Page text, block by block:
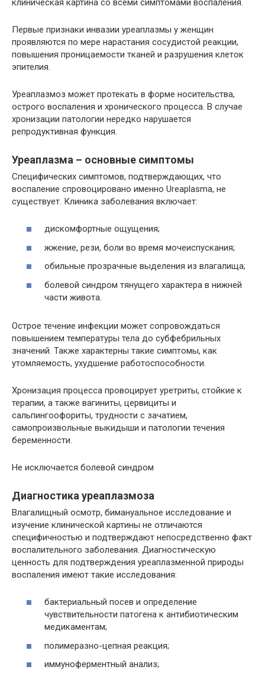
Первые признаки инвазии уреаплазмы у женщин
проявляются по мере нарастания сосудистой реакции,
повышения проницаемости тканей и разрушения клеток
эпителия.
Уреаплазмоз может протекать в форме носительства,
острого воспаления и хронического процесса. В случае
хронизации патологии нередко нарушается
репродуктивная функция.
Уреаплазма – основные симптомы
Специфических симптомов, подтверждающих, что
воспаление спровоцировано именно Ureaplasma, не
существует. Клиника заболевания включает:
дискомфортные ощущения;
жжение, рези, боли во время мочеиспускания;
обильные прозрачные выделения из влагалища;
болевой синдром тянущего характера в нижней
части живота.
Острое течение инфекции может сопровождаться
повышением температуры тела до субфебрильных
значений. Также характерны такие симптомы, как
утомляемость, ухудшение работоспособности.
Хронизация процесса провоцирует уретриты, стойкие к
терапии, а также вагиниты, цервициты и
сальпингоофориты, трудности с зачатием,
самопроизвольные выкидыши и патологии течения
беременности.
Не исключается болевой синдром
Диагностика уреаплазмоза
Влагалищный осмотр, бимануальное исследование и
изучение клинической картины не отличаются
специфичностью и подтверждают непосредственно факт
воспалительного заболевания. Диагностическую
ценность для подтверждения уреаплазменной природы
воспаления имеют такие исследования:
бактериальный посев и определение
чувствительности патогена к антибиотическим
медикаментам;
полимеразно-цепная реакция;
иммуноферментный анализ;